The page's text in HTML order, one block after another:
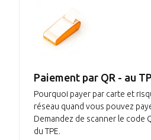
Paiement par QR - au
Pourquoi payer par carte et
réseau quand vous pouvez
Demandez de scanner le code
du TPE.